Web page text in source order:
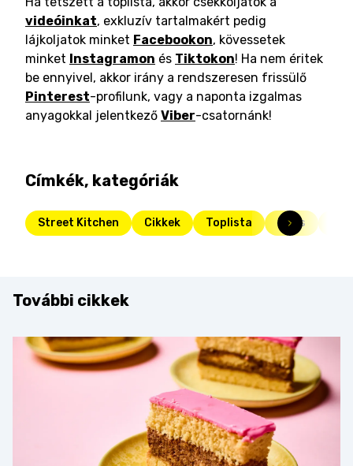
videóinkat, exkluzív tartalmakért pedig
lájkoljatok minket Facebookon, kövessetek
minket Instagramon és Tiktokon! Ha nem éritek
be ennyivel, akkor irány a rendszeresen frissülő
Pinterest-profilunk, vagy a naponta izgalmas
anyagokkal jelentkező Viber-csatornánk!
Címkék, kategóriák
Street Kitchen Cikkek Toplista Friss
További cikkek